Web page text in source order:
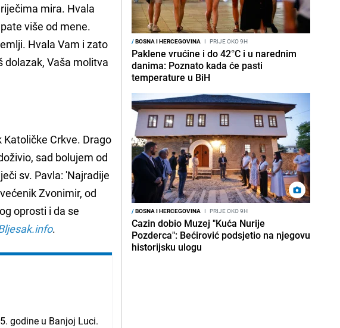
mira. Hvala
više od mene.
Hvala Vam i zato
dolazak, Vaša molitva
Crkve. Drago
sad bolujem od
sv. Pavla: 'Najradije
Zvonimir, od
oprosti i da se
.
godine u Banjoj Luci.
/BOSNA I HERCEGOVINA I PRIJE OKO 9H
Paklene vrućine i do 42°C i u narednim
danima: Poznato kada će pasti
temperature u BiH
/BOSNA I HERCEGOVINA I PRIJE OKO 9H
Cazin dobio Muzej "Kuća Nurije
Pozderca": Bećirović podsjetio na njegovu
historijsku ulogu